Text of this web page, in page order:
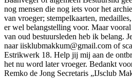
nog mensen die nog iets voor het
van vroeger; stempelkaarten,
er wel belangstelling voor. Maar
van oud bestuursleden heb ik belang.
naar iisklubmakkum@gmail.com of
Estrikwerk 18. Help jij mij aan de
het nu word later vroeger. Bedankt
Remko de Jong Secretaris „IJsclub